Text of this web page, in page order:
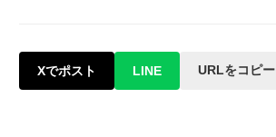
Xでポスト LINE URLをコピー